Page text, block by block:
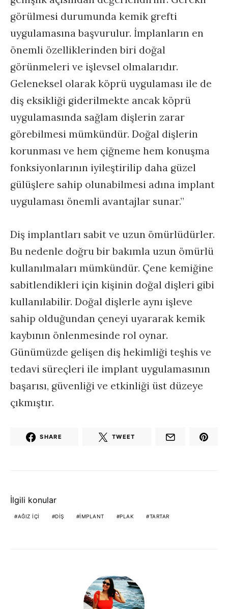
görülmesi durumunda kemik grefti
uygulamasına başvurulur. İmplanların en
önemli özelliklerinden biri doğal
görünmeleri ve işlevsel olmalarıdır.
Geleneksel olarak köprü uygulaması ile de
diş eksikliği giderilmekte ancak köprü
uygulamasında sağlam dişlerin zarar
görebilmesi mümkündür. Doğal dişlerin
korunması ve hem çiğneme hem konuşma
fonksiyonlarının iyileştirilip daha güzel
gülüşlere sahip olunabilmesi adına implant
uygulaması önemli avantajlar sunar.”
Diş implantları sabit ve uzun ömürlüdürler.
Bu nedenle doğru bir bakımla uzun ömürlü
kullanılmaları mümkündür. Çene kemiğine
sabitlendikleri için kişinin doğal dişleri gibi
kullanılabilir. Doğal dişlerle aynı işleve
sahip olduğundan çeneyi uyararak kemik
kaybının önlenmesinde rol oynar.
Günümüzde gelişen diş hekimliği teşhis ve
tedavi süreçleri ile implant uygulamasının
başarısı, güvenliği ve etkinliği üst düzeye
çıkmıştır.
SHARE TWEET
İlgili konular
AĞIZ IÇI DIŞ IMPLANT PLAK TARTAR